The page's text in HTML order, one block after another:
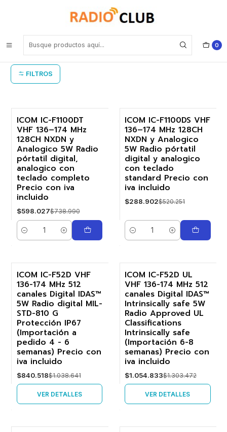
0
ICOM portátiles NXDN™ VHF
ICOM portátiles NXDN™ VHF
FILTROS
-19%
ICOM IC-F1100DT
VHF 136–174 MHz
128CH NXDN y
Analogico 5W Radio
pórtatil digital,
analogico con
teclado completo
Precio con iva
incluido
$598.027$738.990
Cantidad
-44%
ICOM IC-F1100DS VHF
136–174 MHz 128CH
NXDN y Analogico
5W Radio pórtatil
digital y analogico
con teclado
standard Precio con
iva incluido
$288.902$520.251
Cantidad
-19%
Agotado
ICOM IC-F52D VHF
136-174 MHz 512
canales Digital IDAS™
5W Radio digital MIL-
STD-810 G
Protección IP67
(Importación a
pedido 4 - 6
semanas) Precio con
iva incluido
$840.518$1.038.641
VER DETALLES
-19%
Agotado
ICOM IC-F52D UL
VHF 136-174 MHz 512
canales Digital IDAS™
Intrinsically safe 5W
Radio Approved UL
Classifications
Intrinsically safe
(Importación 6-8
semanas) Precio con
iva incluido
$1.054.833$1.303.472
VER DETALLES